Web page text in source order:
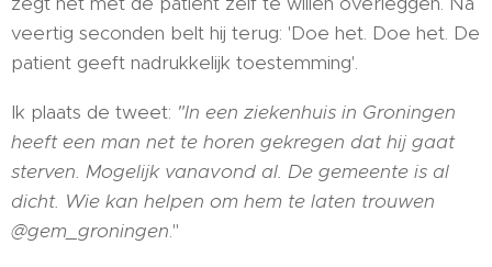
veertig seconden belt hij terug: 'Doe het. Doe het. De
patient geeft nadrukkelijk toestemming'.
Ik plaats de tweet: "In een ziekenhuis in Groningen
heeft een man net te horen gekregen dat hij gaat
sterven. Mogelijk vanavond al. De gemeente is al
dicht. Wie kan helpen om hem te laten trouwen
@gem_groningen."